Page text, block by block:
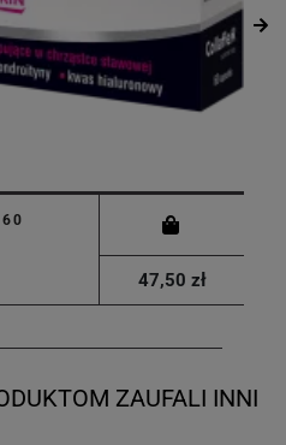
47,50 zł
ZAUFALI INNI